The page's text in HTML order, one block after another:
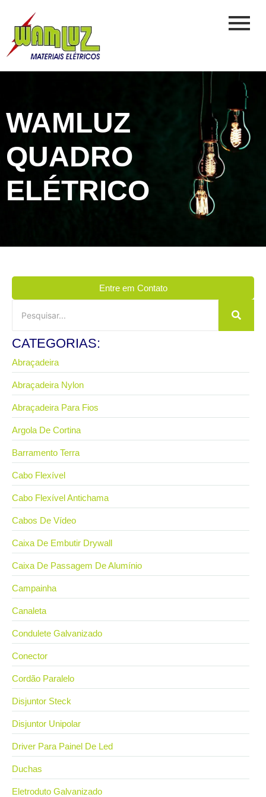
WAMLUZ
QUADRO
ELÉTRICO
Entre em Contato
CATEGORIAS:
Abraçadeira
Abraçadeira Nylon
Abraçadeira Para Fios
Argola De Cortina
Barramento Terra
Cabo Flexível
Cabo Flexível Antichama
Cabos De Vídeo
Caixa De Embutir Drywall
Caixa De Passagem De Alumínio
Campainha
Canaleta
Condulete Galvanizado
Conector
Cordão Paralelo
Disjuntor Steck
Disjuntor Unipolar
Driver Para Painel De Led
Duchas
Eletroduto Galvanizado